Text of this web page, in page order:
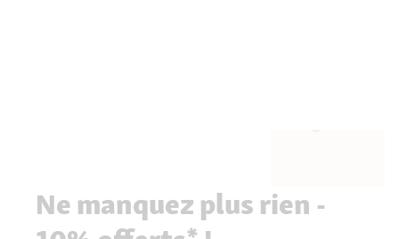
Ne manquez plus rien -